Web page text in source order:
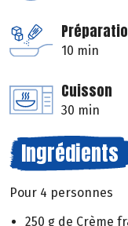
10 min
Cuisson
30 min
Ingrédients
Pour 4 personnes
250 g de Crème